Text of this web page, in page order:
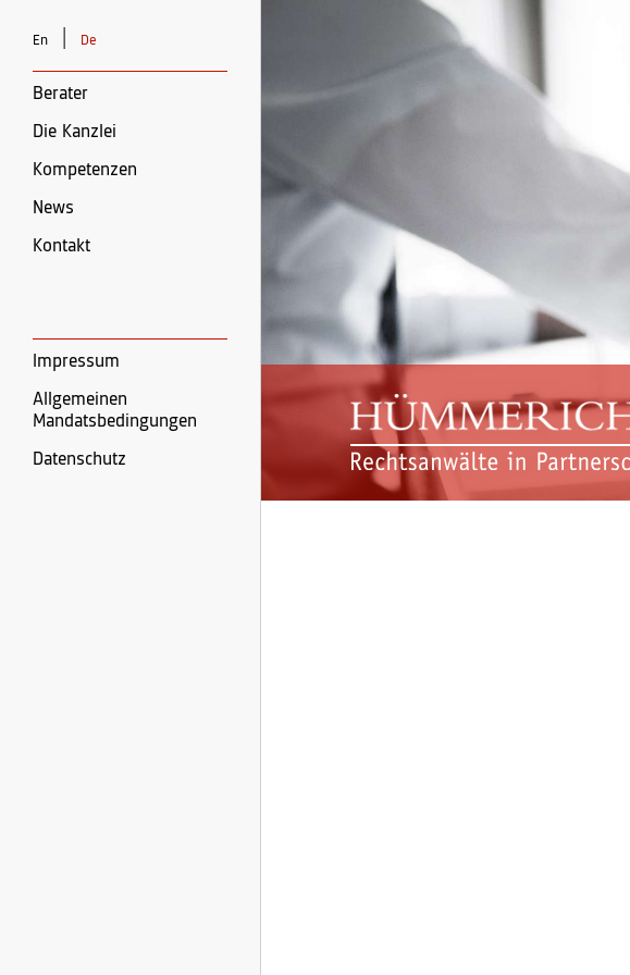
En De
Berater
Die Kanzlei
Kompetenzen
News
Kontakt
Impressum
Allgemeinen
Mandatsbedingungen
Datenschutz